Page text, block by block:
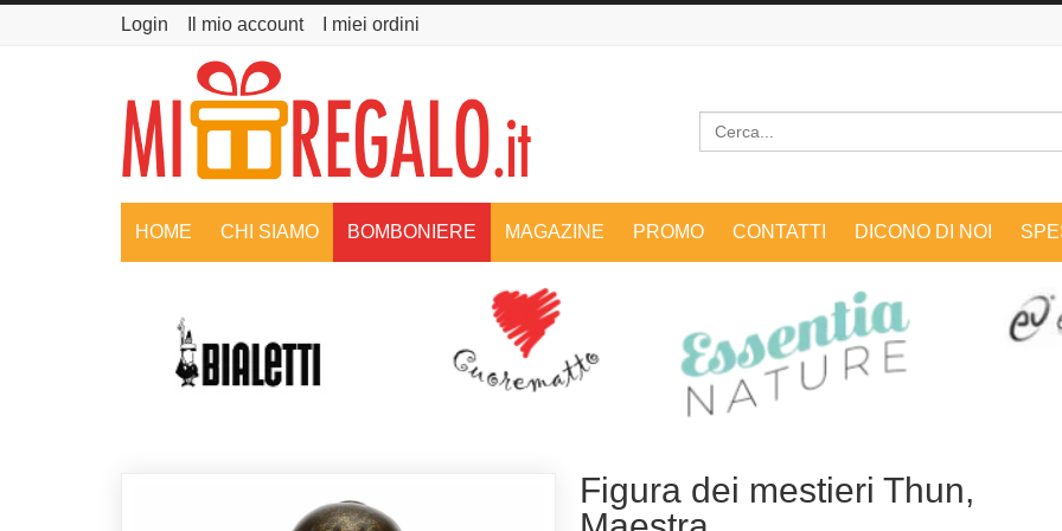
Login Il mio account I miei ordini
Cerca
HOME CHI SIAMO BOMBONIERE MAGAZINE PROMO CONTATTI DICONO DI NOI
Figura dei mestieri Thun,